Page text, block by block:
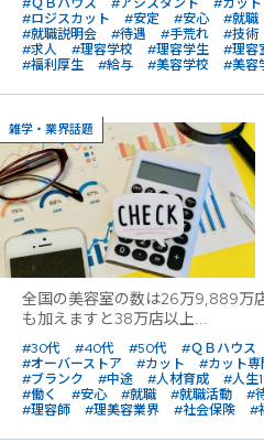
#ロジスカット
#安定 #安心 #就職
#就職説明会
#待遇 #手荒れ #技術
#求人
#理容学校 #理容学生 #理容
#福利厚生
#給与 #美容学校 #美容
雑学・業界話題
全国の美容室の数は26万9,889万
も加えますと38万店以上...
#30代 #40代 #50代 #ＱＢハウス
#オーバーストア
#カット #カット専
#ブランク
#中途 #人材育成 #人生
#働く
#安心 #就職 #就職活動 #
#理容師
#理美容業界 #社会保険 #